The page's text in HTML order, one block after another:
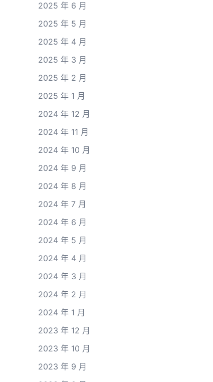
2025 年 6 月
2025 年 5 月
2025 年 4 月
2025 年 3 月
2025 年 2 月
2025 年 1 月
2024 年 12 月
2024 年 11 月
2024 年 10 月
2024 年 9 月
2024 年 8 月
2024 年 7 月
2024 年 6 月
2024 年 5 月
2024 年 4 月
2024 年 3 月
2024 年 2 月
2024 年 1 月
2023 年 12 月
2023 年 10 月
2023 年 9 月